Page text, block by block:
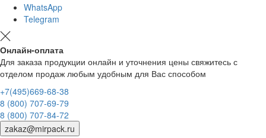
WhatsApp
Telegram
Онлайн-оплата
Для заказа продукции онлайн и уточнения цены свяжитесь с
отделом продаж любым удобным для Вас способом
+7(495)669-68-38
8 (800) 707-69-79
8 (800) 707-84-72
zakaz@mirpack.ru